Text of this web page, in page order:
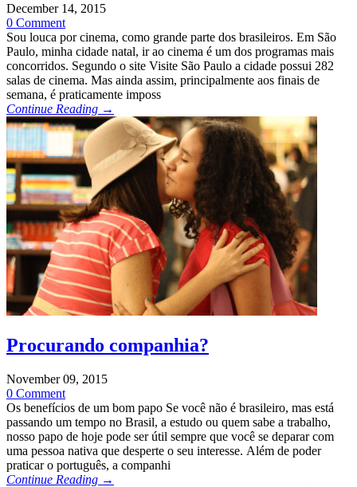
December 14, 2015
0 Comment
Sou louca por cinema, como grande parte dos brasileiros. Em São
Paulo, minha cidade natal, ir ao cinema é um dos programas mais
concorridos. Segundo o site Visite São Paulo a cidade possui 282
salas de cinema. Mas ainda assim, principalmente aos finais de
semana, é praticamente imposs
Continue Reading →
Procurando companhia?
November 09, 2015
0 Comment
Os benefícios de um bom papo Se você não é brasileiro, mas está
passando um tempo no Brasil, a estudo ou quem sabe a trabalho,
nosso papo de hoje pode ser útil sempre que você se deparar com
uma pessoa nativa que desperte o seu interesse. Além de poder
praticar o português, a companhi
Continue Reading →